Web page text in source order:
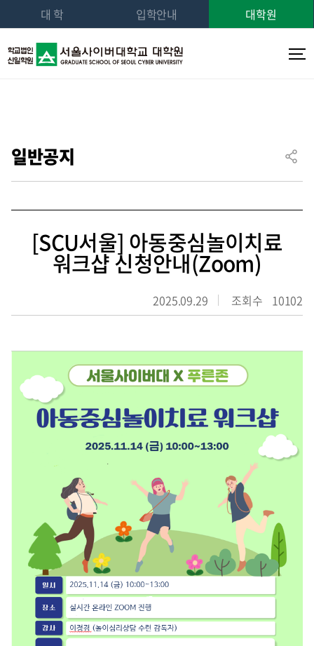
대 학 입학안내 대학원
일반공지
[SCU서울] 아동중심놀이치료
워크샵 신청안내(Zoom)
2025.09.29 조회수 10102